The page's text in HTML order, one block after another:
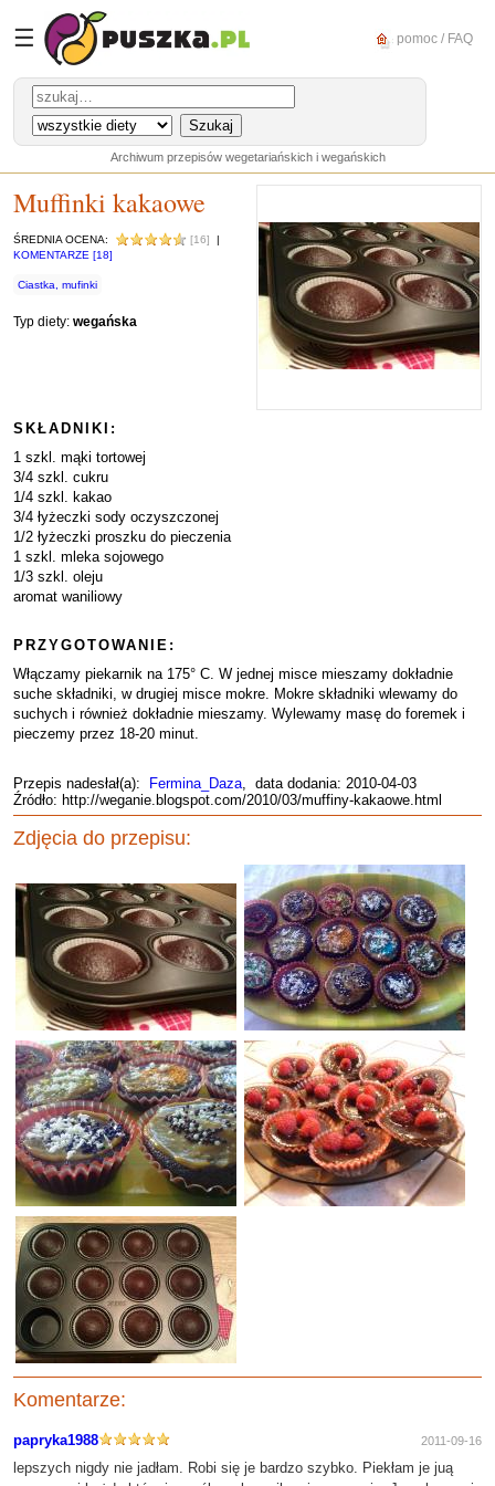
☰ pomoc / FAQ
Archiwum przepisów wegetariańskich i wegańskich
Muffinki kakaowe
ŚREDNIA OCENA: [16]
|
KOMENTARZE [18]
Ciastka, mufinki
Typ diety: wegańska
SKŁADNIKI:
1 szkl. mąki tortowej
3/4 szkl. cukru
1/4 szkl. kakao
3/4 łyżeczki sody oczyszczonej
1/2 łyżeczki proszku do pieczenia
1 szkl. mleka sojowego
1/3 szkl. oleju
aromat waniliowy
PRZYGOTOWANIE:
Włączamy piekarnik na 175° C. W jednej misce mieszamy dokładnie
suche składniki, w drugiej misce mokre. Mokre składniki wlewamy do
suchych i również dokładnie mieszamy. Wylewamy masę do foremek i
pieczemy przez 18-20 minut.
Przepis nadesłał(a): Fermina_Daza, data dodania: 2010-04-03
Źródło: http://weganie.blogspot.com/2010/03/muffiny-kakaowe.html
Zdjęcia do przepisu:
Komentarze:
papryka1988 2011-09-16
lepszych nigdy nie jadłam. Robi się je bardzo szybko. Piekłam je juą